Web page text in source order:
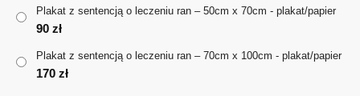
Plakat z sentencją o leczeniu ran – 50cm x 70cm - plakat/papier
90 zł
Plakat z sentencją o leczeniu ran – 70cm x 100cm - plakat/papier
170 zł